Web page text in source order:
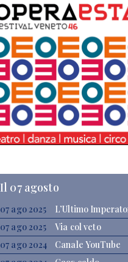
Il 07 agosto
07 ago 2025
L’Ultimo
07 ago 2025
Via col veto
07 ago 2024
Canale YouTube